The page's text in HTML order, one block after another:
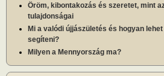
Öröm, kibontakozás és szeretet, mint
tulajdonságai
Mi a valódi újjászületés és hogyan
segíteni?
Milyen a Mennyország ma?